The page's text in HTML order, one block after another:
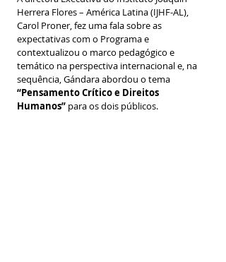
Herrera Flores – América Latina (IJHF-AL),
Carol Proner, fez uma fala sobre as
expectativas com o Programa e
contextualizou o marco pedagógico e
temático na perspectiva internacional e, na
sequência, Gándara abordou o tema
“Pensamento Crítico e Direitos
Humanos” para os dois públicos.